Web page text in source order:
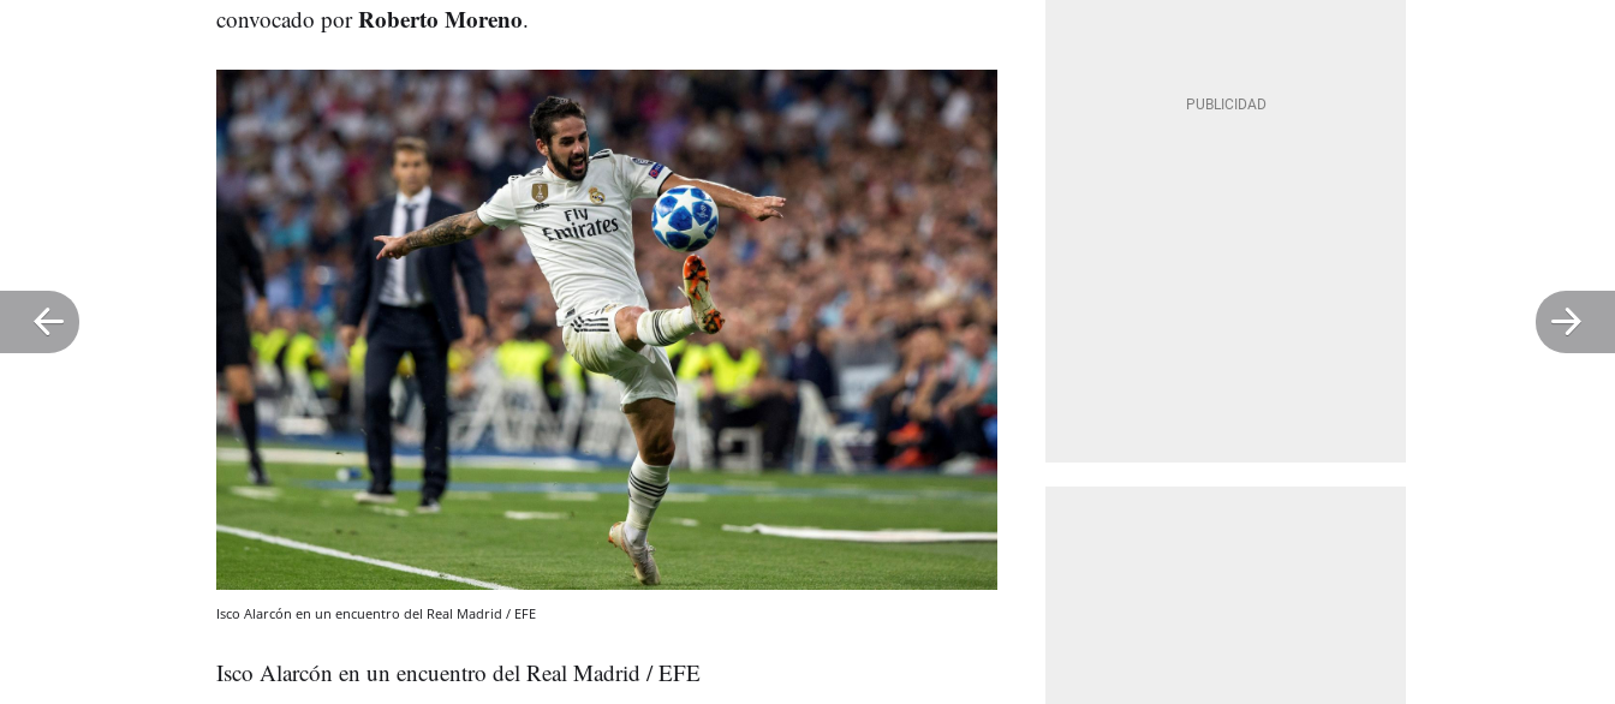
convocado porRoberto Moreno.
Isco Alarcón en un encuentro del Real Madrid / EFE
Isco Alarcón en un encuentro del Real Madrid / EFE